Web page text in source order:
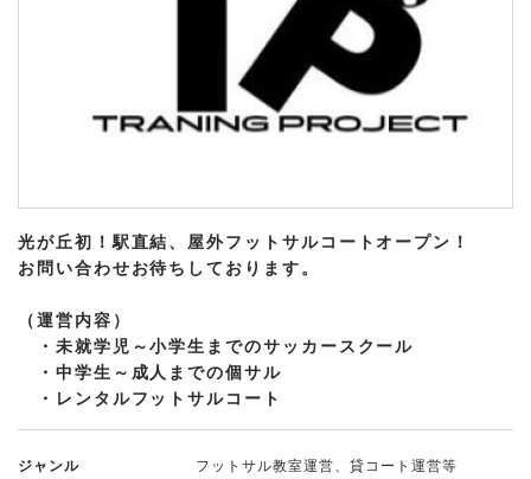
光が丘初！駅直結、屋外フットサルコートオープン！
お問い合わせお待ちしております。
（運営内容）
・未就学児～小学生までのサッカースクール
・中学生～成人までの個サル
・レンタルフットサルコート
ジャンル フットサル教室運営、貸コート運営等